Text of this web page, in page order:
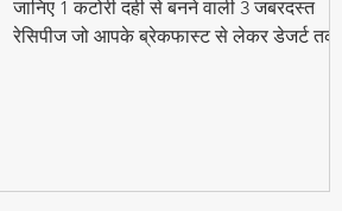
जानिए 1 कटोरी दही से बनने वाली 3 जबरदस्त
रेसिपीज जो आपके ब्रेकफास्ट से लेकर डेजर्ट तक